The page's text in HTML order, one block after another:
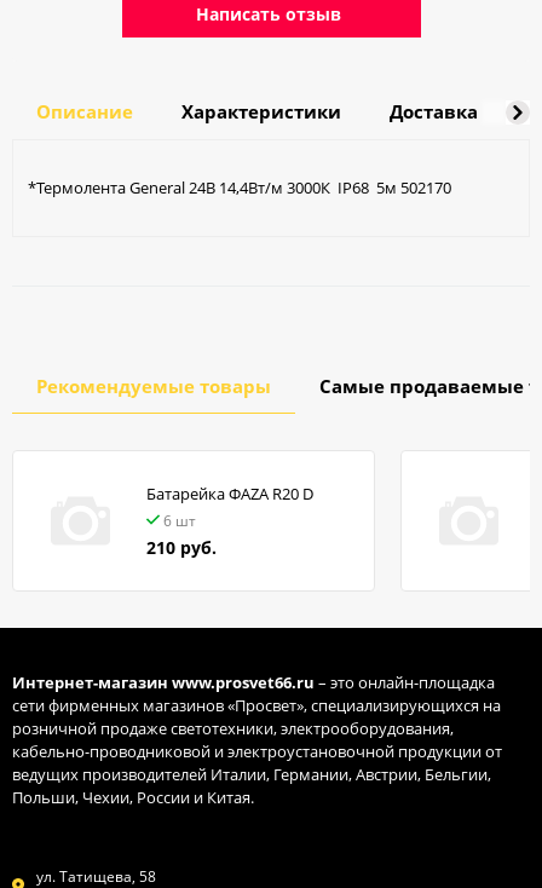
Написать отзыв
Описание Характеристики Доставка
*Термолента General 24В 14,4Вт/м 3000К IP68 5м 502170
Рекомендуемые товары Самые продаваемые
Батарейка ФАZA R20 D
6 шт
210 руб.
Интернет-магазин www.prosvet66.ru – это онлайн-площадка
сети фирменных магазинов «Просвет», специализирующихся на
розничной продаже светотехники, электрооборудования,
кабельно-проводниковой и электроустановочной продукции от
ведущих производителей Италии, Германии, Австрии, Бельгии,
Польши, Чехии, России и Китая.
ул. Татищева, 58